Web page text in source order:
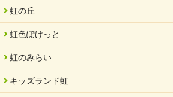
夏休み学習支援・可茂自悠学舎
2024/07/03
中部学院大学「現代福祉マネジメント」
2024/04/17
SDGs発表会・研修会
2024/04/05
虹の丘
虹色ぽけっと
虹のみらい
キッズランド虹